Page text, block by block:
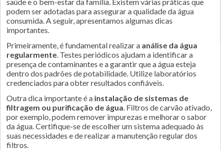
podem ser adotadas para assegurar a qualidade da água
consumida. A seguir, apresentamos algumas dicas
importantes.
Primeiramente, é fundamental realizar a análise da água
regularmente. Testes periódicos ajudam a identificar a
presença de contaminantes e a garantir que a água esteja
dentro dos padrões de potabilidade. Utilize laboratórios
credenciados para obter resultados confiáveis.
Outra dica importante é a instalação de sistemas de
filtragem ou purificação de água. Filtros de carvão ativado,
por exemplo, podem remover impurezas e melhorar o sabor
da água. Certifique-se de escolher um sistema adequado às
suas necessidades e de realizar a manutenção regular dos
filtros.